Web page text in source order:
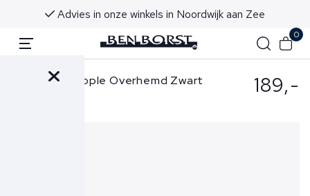
Advies in onze winkels in Noordwijk aan Zee
0
The GoodPeople Overhemd Zwart 189,-